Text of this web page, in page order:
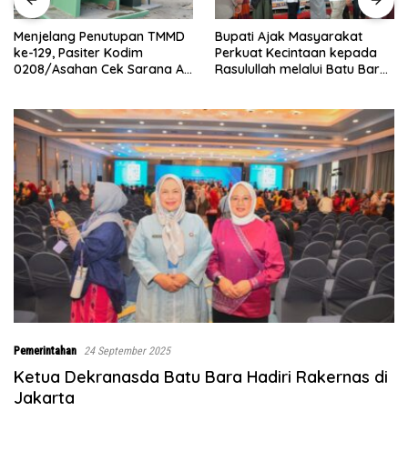
Bupati Ajak Masyarakat
Perkuat Kecintaan kepada
Rasulullah melalui Batu Bara
Abaikan Hari Libur, Pasiter
Kodim 0208/Asahan Kontrol
Renovasi MCK Mushollah Al
Pemerintahan 24 September 2025
Ketua Dekranasda Batu Bara Hadiri Rakernas di
Jakarta